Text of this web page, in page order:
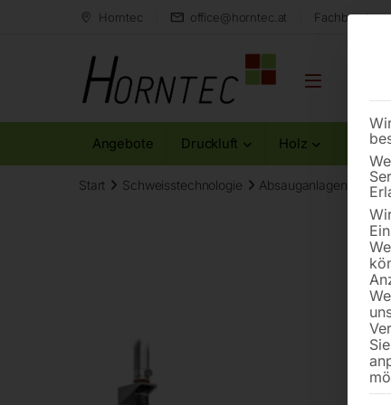
Horntec office@horntec.at
Angebote Druckluft Holz Metall
Start Schweisstechnologie Absauganlagen